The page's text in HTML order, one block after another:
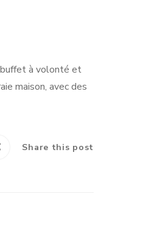
buffet à volonté et
maison, avec des
Share this post